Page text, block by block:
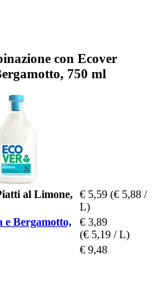
con Ecover
750 ml
al Limone, € 5,59 (€ 5,88 /
L)
e Bergamotto,
€ 3,89
(€ 5,19 / L)
€ 9,48